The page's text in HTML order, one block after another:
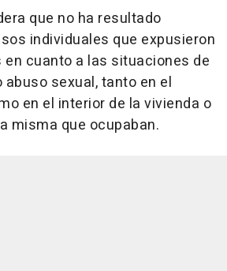
que no ha resultado
individuales que expusieron
cuanto a las situaciones de
sexual, tanto en el
en el interior de la vivienda o
misma que ocupaban.